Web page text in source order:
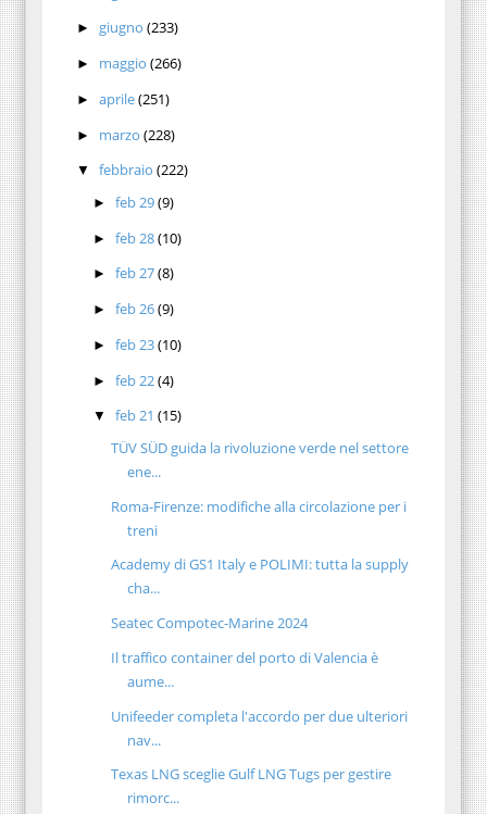
► giugno (233)
► maggio (266)
► aprile(251)
► marzo (228)
▼ febbraio (222)
►feb 29(9)
►feb 28(10)
►feb 27(8)
►feb 26(9)
►feb 23(10)
►feb 22(4)
▼feb 21(15)
TÜV SÜD guida la rivoluzione verde nel settore
ene...
Roma-Firenze: modifiche alla circolazione per i
treni
Academy di GS1 Italy e POLIMI: tutta la supply
cha...
Seatec Compotec-Marine 2024
Il traffico container del porto di Valencia è
aume...
Unifeeder completa l'accordo per due ulteriori
nav...
Texas LNG sceglie Gulf LNG Tugs per gestire
rimorc...